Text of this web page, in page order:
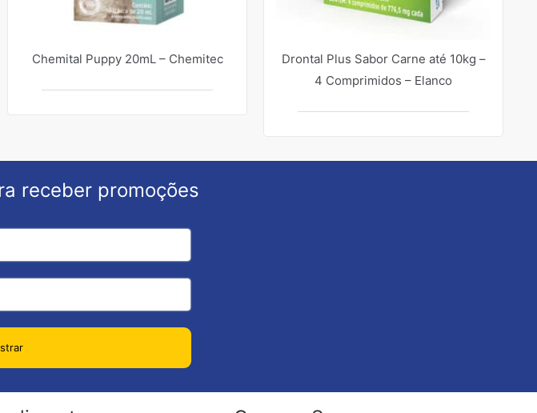
Chemital Puppy 20mL – Chemitec
Drontal Plus Sabor Carne até 10kg –
4 Comprimidos – Elanco
receber promoções